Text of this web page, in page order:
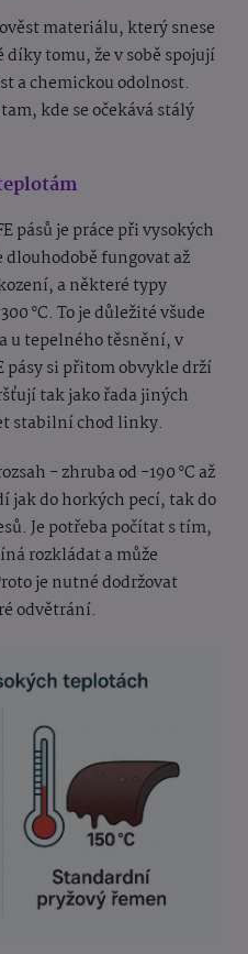
materiálu, který snese
tomu, že v sobě spojují
a chemickou odolnost.
kde se očekává stálý
pásů je práce při vysokých
fungovat až
a některé typy
°C. To je důležité všude
u tepelného těsnění, v
pásy si přitom obvykle drží
tak jako řada jiných
stabilní chod linky.
- zhruba od -190 °C až
jak do horkých pecí, tak do
Je potřeba počítat s tím,
rozkládat a může
je nutné dodržovat
odvětrání.